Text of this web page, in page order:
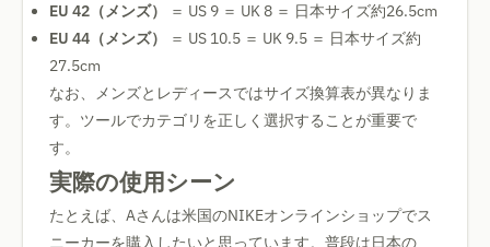
EU 42（メンズ）
＝ US 9 ＝ UK 8 ＝ 日本サイズ約26.5cm
EU 44（メンズ）
＝ US 10.5 ＝ UK 9.5 ＝ 日本サイズ約
27.5cm
なお、メンズとレディースではサイズ換算表が異なりま
す。ツールでカテゴリを正しく選択することが重要で
す。
実際の使用シーン
たとえば、Aさんは米国のNIKEオンラインショップでス
ニーカーを購入したいと思っています。普段は日本の